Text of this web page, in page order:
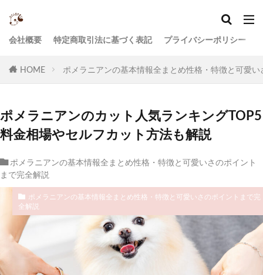
会社概要 特定商取引法に基づく表記 プライバシーポリシー
HOME ポメラニアンの基本情報全まとめ性格・特徴と可愛
ポメラニアンのカット人気ランキングTOP5
料金相場やセルフカット方法も解説
ポメラニアンの基本情報全まとめ性格・特徴と可愛いさのポイント
まで完全解説
ポメラニアンの基本情報全まとめ性格・特徴と可愛いさのポイントまで完
全解説